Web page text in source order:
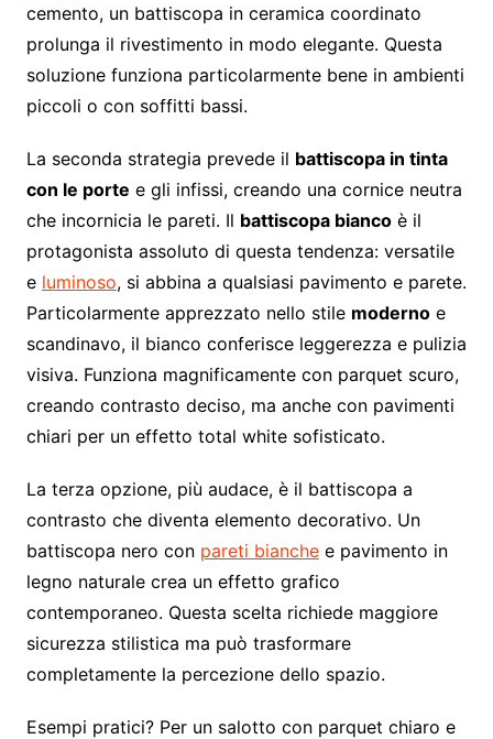
cemento, un battiscopa in ceramica coordinato
prolunga il rivestimento in modo elegante. Questa
soluzione funziona particolarmente bene in ambienti
piccoli o con soffitti bassi.
La seconda strategia prevede il battiscopa in tinta
con le porte e gli infissi, creando una cornice neutra
che incornicia le pareti. Il battiscopa biancoè il
protagonista assoluto di questa tendenza: versatile
e luminoso, si abbina a qualsiasi pavimento e parete.
Particolarmente apprezzato nello stile modernoe
scandinavo, il bianco conferisce leggerezza e pulizia
visiva. Funziona magnificamente con parquet scuro,
creando contrasto deciso, ma anche con pavimenti
chiari per un effetto total white sofisticato.
La terza opzione, più audace, è il battiscopa a
contrasto che diventa elemento decorativo. Un
battiscopa nero con pareti bianchee pavimento in
legno naturale crea un effetto grafico
contemporaneo. Questa scelta richiede maggiore
sicurezza stilistica ma può trasformare
completamente la percezione dello spazio.
Esempi pratici? Per un salotto con parquet chiaro e